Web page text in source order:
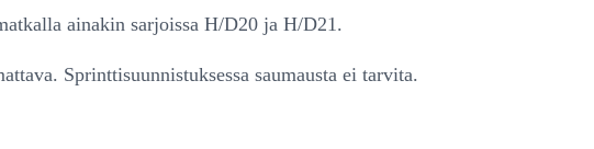
ainakin sarjoissa H/D20 ja H/D21.
Sprinttisuunnistuksessa saumausta ei tarvita.